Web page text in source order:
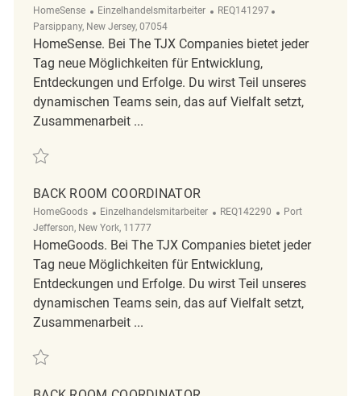
HomeSense Kategorie
Einzelhandelsmitarbeiter ReqId
REQ141297
Parsippany, New Jersey, 07054
HomeSense. Bei The TJX Companies bietet jeder
Tag neue Möglichkeiten für Entwicklung,
Entdeckungen und Erfolge. Du wirst Teil unseres
dynamischen Teams sein, das auf Vielfalt setzt,
Zusammenarbeit ...
Retten Back Room Coordinator REQ141297
BACK ROOM COORDINATOR
HomeGoods Kategorie
Einzelhandelsmitarbeiter ReqId
REQ142290 Ort
Port
Jefferson, New York, 11777
HomeGoods. Bei The TJX Companies bietet jeder
Tag neue Möglichkeiten für Entwicklung,
Entdeckungen und Erfolge. Du wirst Teil unseres
dynamischen Teams sein, das auf Vielfalt setzt,
Zusammenarbeit ...
Retten Back Room Coordinator REQ142290